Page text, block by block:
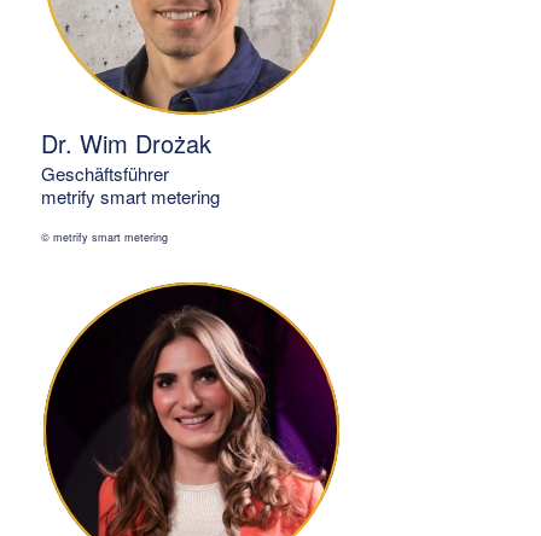
Dr. Wim Drożak
Geschäftsführer
metrify smart metering
© metrify smart metering